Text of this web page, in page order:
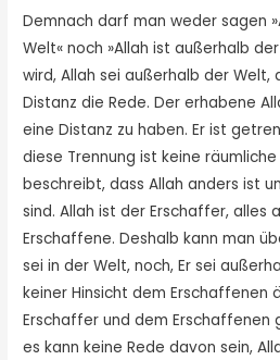
Demnach darf man weder sagen
Welt« noch »Allah ist außerhalb
wird, Allah sei außerhalb der Welt,
Distanz die Rede. Der erhabene
eine Distanz zu haben. Er ist
diese Trennung ist keine
beschreibt, dass Allah anders ist
sind. Allah ist der Erschaffer, alles
Erschaffene. Deshalb kann man
sei in der Welt, noch, Er sei
keiner Hinsicht dem Erschaffenen
Erschaffer und dem Erschaffenen
es kann keine Rede davon sein,